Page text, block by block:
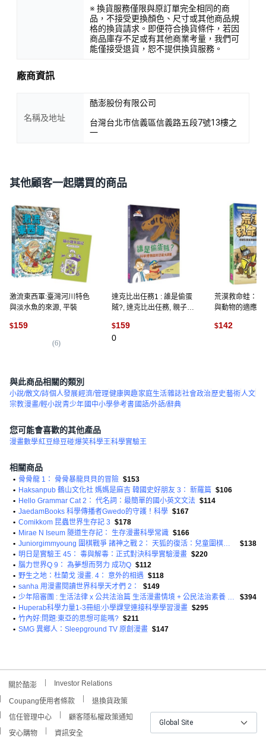
※ 換貨服務僅限與原訂單完全相同的商
品，不接受更換顏色、尺寸或其他商品規
格的換貨請求。即便符合換貨條件，若因
商品庫存不足或有其他商業考量，我們可
能僅接受退貨，恕不提供換貨服務。
廠商資訊
名稱及地址
酷澎股份有限公司
台灣台北市信義區信義路五段7號13樓之
一
其他顧客一起購買的商品
激流東西軍:臺灣河川特色
與淡水魚的來源, 平裝
$159
(6)
達克比出任務1 : 誰是偷蛋
賊?, 達克比出任務, 親子天
$159
0
荒漠救命蛙：沙
與動物的適應,
$142
與此商品相關的類別
小說/散文/詩個人發展經濟/管理健康興趣家庭生活雜誌社會政治歷史藝術人文
宗教漫畫/輕小說青少年國中小學參考書國語/外語/辭典
您可能會喜歡的其他產品
漫畫數學紅豆綠豆碰爆笑科學王科學實驗王
相關商品
• 骨骨龍 1： 骨骨暴龍貝貝的冒險 $153
• Haksanpub 鶴山文化社 媽媽是麻吉 韓國史好朋友 3： 新羅篇 $106
• Hello Grammar Cat 2： 代名詞：最簡單的國小英文文法 $114
• JaedamBooks 科學傳播者Gwedo的守護！科學 $167
• Comikkom 昆蟲世界生存記 3 $178
• Mirae N Iseum 隧道生存記： 生存漫畫科學常識 $166
•
Juniorgimmyoung 圍棋戰爭 諸神之戰 2： 天狐的復活：兒童圍棋學習漫畫
$138
• 明日是實驗王 45： 毒與解毒：正式對決科學實驗漫畫 $220
• 腦力世界Q 9： 為夢想而努力 成功Q $112
• 野生之地：杜蘭戈 漫畫. 4： 意外的相遇 $118
• sanha 用漫畫閱讀世界科學天才們 2：
$149
•
少年陪審團 : 生活法律 x 公共法治篇 生活漫畫情境 + 公民法治素養 避開無所不在的犯罪地雷 共兩冊
$394
• Huperab科學力量1-3冊組:小學課堂連接科學學習漫畫 $295
• 竹內好:問題:東亞的思想可能嗎? $211
• SMG 異鄉人：Sleepground TV 原創漫畫 $147
關於酷澎 Investor Relations
Coupang使用者條款
退換貨政策
信任管理中心
顧客隱私權政策通知
安心購物
資訊安全
Global Site